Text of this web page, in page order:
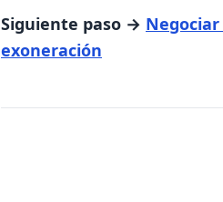
Siguiente paso → Negociar
exoneración